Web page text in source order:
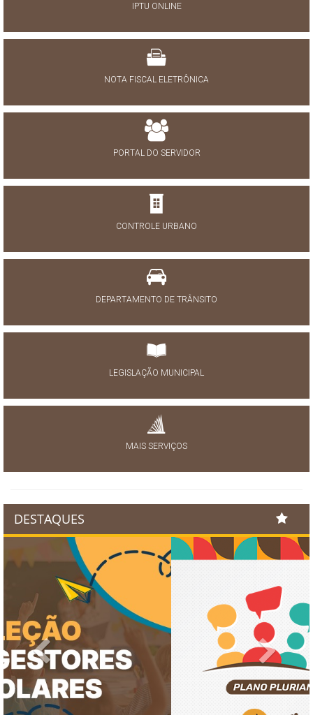
IPTU ONLINE
NOTA FISCAL ELETRÔNICA
PORTAL DO SERVIDOR
CONTROLE URBANO
DEPARTAMENTO DE TRÂNSITO
LEGISLAÇÃO MUNICIPAL
MAIS SERVIÇOS
DESTAQUES
Previous Next